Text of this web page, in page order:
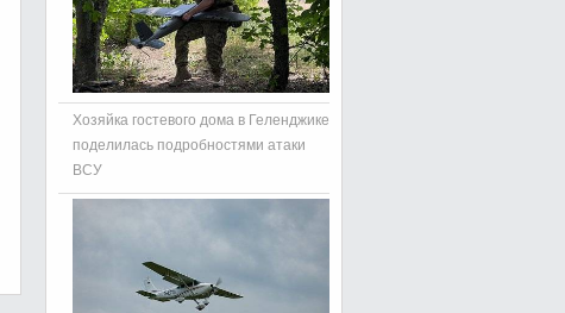
Хозяйка гостевого дома в Геленджике
поделилась подробностями атаки
ВСУ